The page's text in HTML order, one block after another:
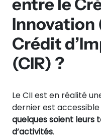
Innovation
Crédit
(CIR) ?
Le CII est en réalité
dernier est accessible
quelques soient leurs
d’activités.